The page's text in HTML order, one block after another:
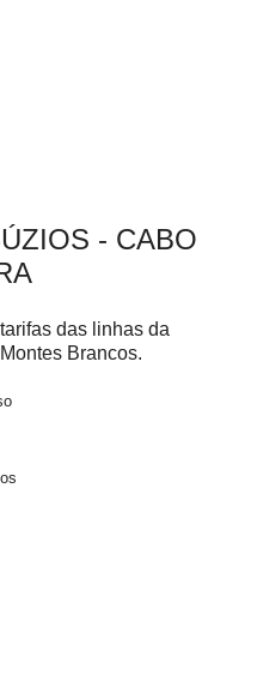
- CABO
das linhas da
Brancos.